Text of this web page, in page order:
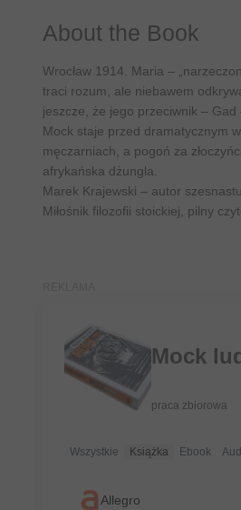
About the Book
Wrocław 1914. Maria –
traci rozum, ale niebawem
jeszcze, że jego przeciwnik –
Mock staje przed dramatycznym
męczarniach, a pogoń za
afrykańska dżungla.
Marek Krajewski – autor
Miłośnik filozofii stoickiej, pilny